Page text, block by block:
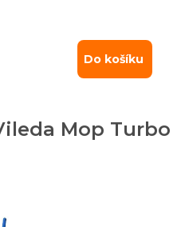
Do košíku
Mop Turbo